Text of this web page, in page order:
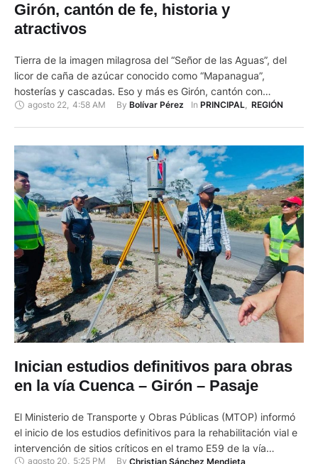
Girón, cantón de fe, historia y
atractivos
Tierra de la imagen milagrosa del “Señor de las Aguas”, del
licor de caña de azúcar conocido como “Mapanagua”,
hosterías y cascadas. Eso y más es Girón, cantón con
diversidad de encantos naturales, costumbres y tradiciones. A
agosto 22 4:58 AM By Bolívar Pérez In PRINCIPAL, REGIÓN
Inician estudios definitivos para obras
en la vía Cuenca – Girón – Pasaje
El Ministerio de Transporte y Obras Públicas (MTOP) informó
el inicio de los estudios definitivos para la rehabilitación vial e
intervención de sitios críticos en el tramo E59 de la vía
agosto 20, 5:25 PM By Christian Sánchez Mendieta